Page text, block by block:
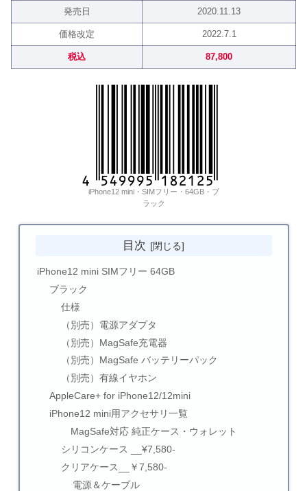
発売日 2020.11.13
価格改定 2022.7.1
税込 87,800
iPhone12 mini・SIMフリー・64GB・ブ
ラック
目次
iPhone12 mini SIMフリー 64GB
ブラック
仕様
（別売）電源アダプタ
（別売）MagSafe充電器
（別売）MagSafe バッテリーパック
（別売）有線イヤホン
AppleCare+ for iPhone12/12mini
iPhone12 mini用アクセサリ一覧
MagSafe対応 純正ケース・ウォレット
シリコンケース __¥7,580-
クリアケース__￥7,580-
電源＆ケーブル